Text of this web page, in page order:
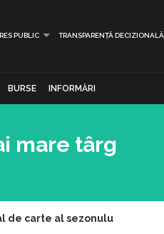
PUBLIC TRANSPARENȚĂ DECIZIONALĂ
BURSE INFORMĂRI
mare târg
de carte al sezonulu